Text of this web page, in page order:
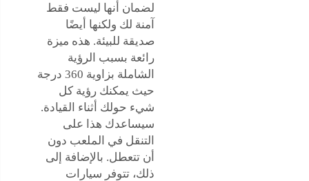
لضمان أنها ليست فقط
آمنة لك ولكنها أيضًا
صديقة للبيئة. هذه ميزة
رائعة بسبب الرؤية
الشاملة بزاوية 360 درجة
حيث يمكنك رؤية كل
شيء حولك أثناء القيادة.
سيساعدك هذا على
التنقل في الملعب دون
أن تتعطل. بالإضافة إلى
ذلك، تتوفر سيارات